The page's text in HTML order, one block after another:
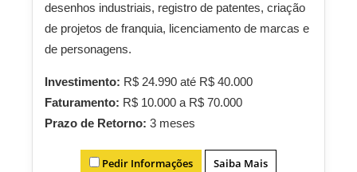
desenhos industriais, registro de patentes, criação
de projetos de franquia, licenciamento de marcas e
de personagens.
Investimento: R$ 24.990 até R$ 40.000
Faturamento: R$ 10.000 a R$ 70.000
Prazo de Retorno: 3 meses
Pedir Informações Saiba Mais